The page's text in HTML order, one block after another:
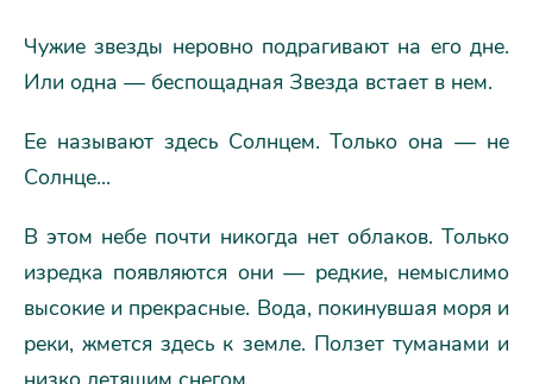
Чужие звезды неровно подрагивают на его дне.
Или одна — беспощадная Звезда встает в нем.
Ее называют здесь Солнцем. Только она — не
Солнце...
В этом небе почти никогда нет облаков. Только
изредка появляются они — редкие, немыслимо
высокие и прекрасные. Вода, покинувшая моря и
реки, жмется здесь к земле. Ползет туманами и